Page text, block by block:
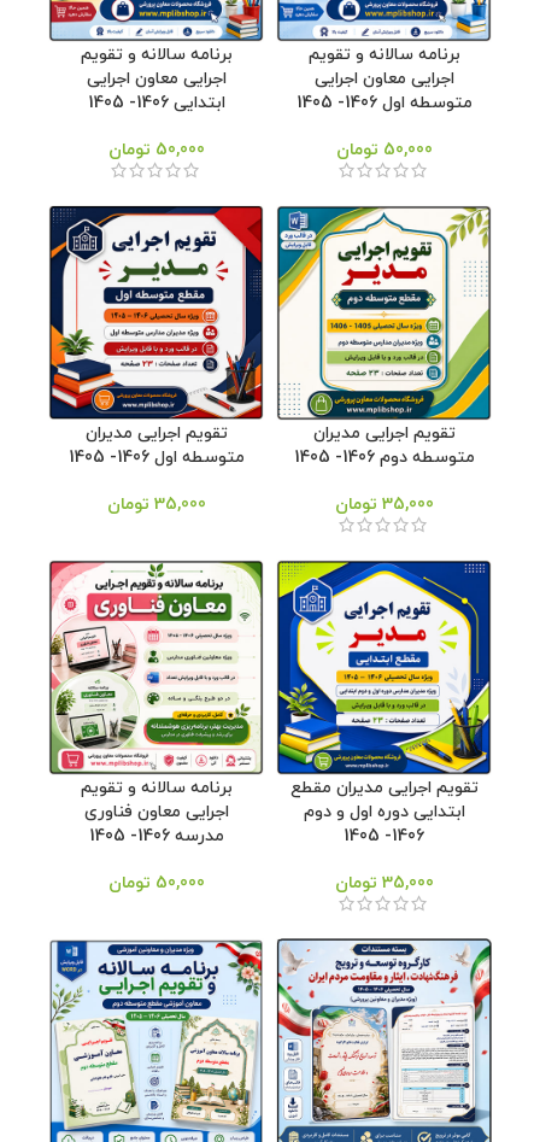
برنامه سالانه و تقویم
اجرایی معاون اجرایی
متوسطه اول 1406- 1405
50,000 تومان
برنامه سالانه و تقویم
اجرایی معاون اجرایی
ابتدایی 1406- 1405
50,000 تومان
تقویم اجرایی مدیران
متوسطه دوم 1406- 1405
35,000 تومان
تقویم اجرایی مدیران
متوسطه اول 1406- 1405
35,000 تومان
تقویم اجرایی مدیران مقطع
ابتدایی دوره اول و دوم
1406- 1405
35,000 تومان
برنامه سالانه و تقویم
اجرایی معاون فناوری
مدرسه 1406- 1405
50,000 تومان